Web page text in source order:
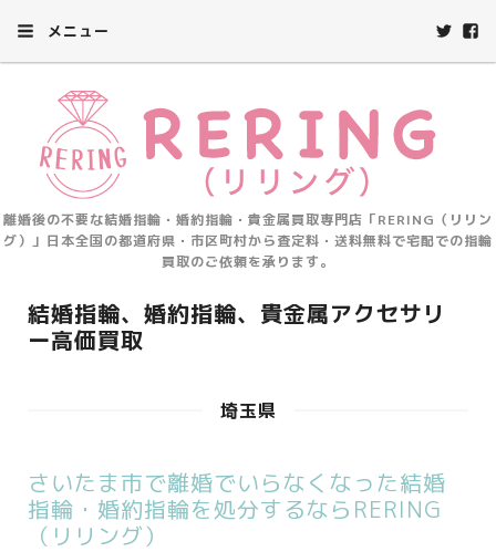
メニュー
離婚後の不要な結婚指輪・婚約指輪・貴金属買取専門店「RERING（リリン
グ）」日本全国の都道府県・市区町村から査定料・送料無料で宅配での指輪
買取のご依頼を承ります。
結婚指輪、婚約指輪、貴金属アクセサリ
ー高価買取
埼玉県
さいたま市で離婚でいらなくなった結婚
指輪・婚約指輪を処分するならRERING
（リリング）